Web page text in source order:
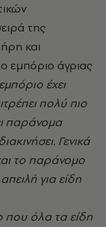
της
και
εμπόριο άγριας
έχει
πολύ πιο
παράνομα
Γενικά
το παράνομο
για είδη
όλα τα είδη